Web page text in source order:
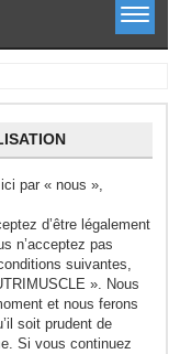
par « nous »,
d’être légalement
n’acceptez pas
suivantes,
». Nous
et nous ferons
soit prudent de
Si vous continuez